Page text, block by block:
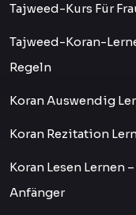
Tajweed-Kurs Für
Tajweed-Koran-
Regeln
Koran Auswendig
Koran Rezitation
Koran Lesen Lernen
Anfänger